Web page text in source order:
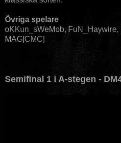
Övriga spelare
oKKun_sWeMob,
MAG[CMC]
Semifinal 1 i A-stegen -